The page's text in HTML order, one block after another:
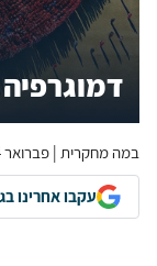
במה מחקרית | פברואר 2024
עקבו אחרינו